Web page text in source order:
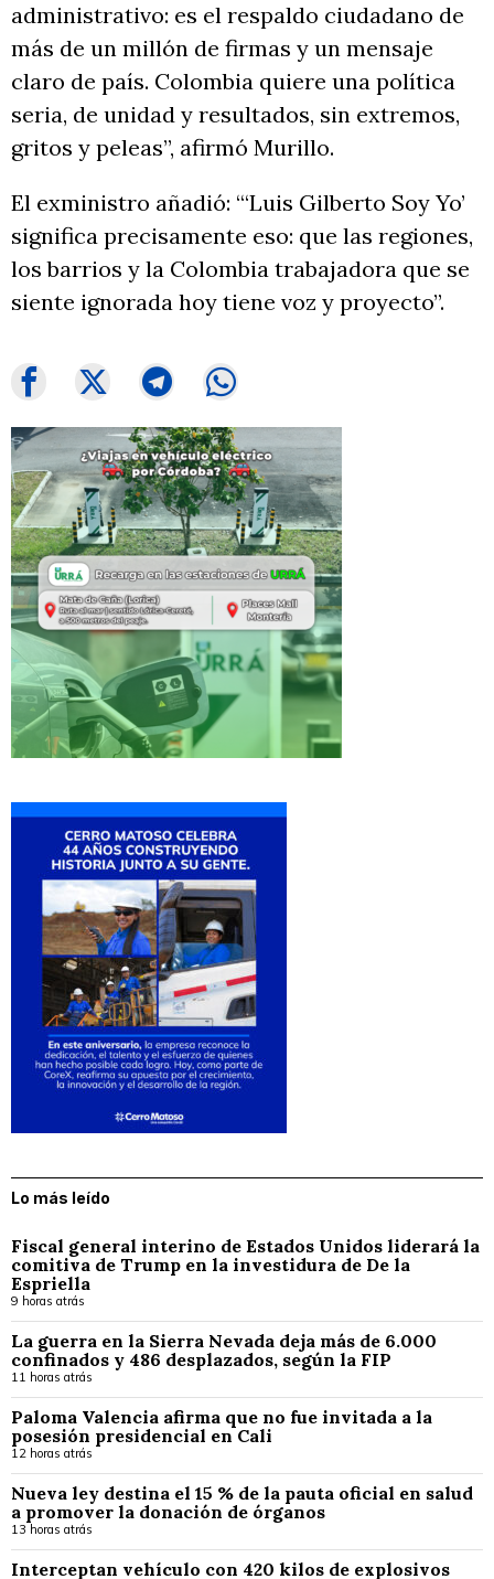
administrativo: es el respaldo ciudadano de
más de un millón de firmas y un mensaje
claro de país. Colombia quiere una política
seria, de unidad y resultados, sin extremos,
gritos y peleas”, afirmó Murillo.
El exministro añadió: “‘Luis Gilberto Soy Yo’
significa precisamente eso: que las regiones,
los barrios y la Colombia trabajadora que se
siente ignorada hoy tiene voz y proyecto”.
Lo más leído
Fiscal general interino de Estados Unidos liderará la
comitiva de Trump en la investidura de De la
Espriella
9 horas atrás
La guerra en la Sierra Nevada deja más de 6.000
confinados y 486 desplazados, según la FIP
11 horas atrás
Paloma Valencia afirma que no fue invitada a la
posesión presidencial en Cali
12 horas atrás
Nueva ley destina el 15 % de la pauta oficial en salud
a promover la donación de órganos
13 horas atrás
Interceptan vehículo con 420 kilos de explosivos